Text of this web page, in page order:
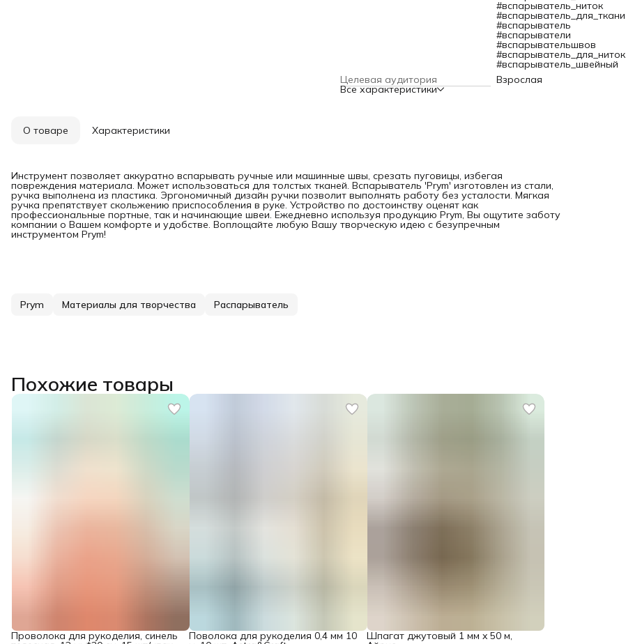
#вспарыватель_ниток
#вспарыватель_для_ткани
#вспарыватель
#вспарыватели
#вспарывательшвов
#вспарыватель_для_ниток
#вспарыватель_швейный
Целевая аудитория
Взрослая
Все характеристики
О товаре Характеристики
Инструмент позволяет аккуратно вспарывать ручные или машинные швы, срезать пуговицы, избегая
повреждения материала. Может использоваться для толстых тканей. Вспарыватель 'Prym' изготовлен из стали,
ручка выполнена из пластика. Эргономичный дизайн ручки позволит выполнять работу без усталости. Мягкая
ручка препятствует скольжению приспособления в руке. Устройство по достоинству оценят как
профессиональные портные, так и начинающие швеи. Ежедневно используя продукцию Prym, Вы ощутите заботу
компании о Вашем комфорте и удобстве. Воплощайте любую Вашу творческую идею с безупречным
инструментом Prym!
Prym Материалы для творчества Распарыватель
Похожие товары
Проволока для рукоделия, синель Поволока для рукоделия 0,4 мм 10 Шпагат джутовый 1 мм x 50 м,